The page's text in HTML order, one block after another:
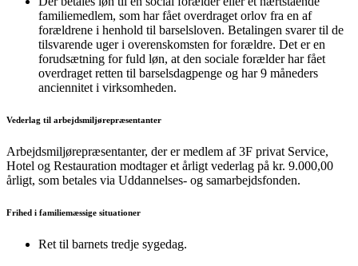
familiemedlem, som har fået overdraget orlov fra en af
forældrene i henhold til barselsloven. Betalingen svarer til de
tilsvarende uger i overenskomsten for forældre. Det er en
forudsætning for fuld løn, at den sociale forælder har fået
overdraget retten til barselsdagpenge og har 9 måneders
anciennitet i virksomheden.
Vederlag til arbejdsmiljørepræsentanter
Arbejdsmiljørepræsentanter, der er medlem af 3F privat Service,
Hotel og Restauration modtager et årligt vederlag på kr. 9.000,00
årligt, som betales via Uddannelses- og samarbejdsfonden.
Frihed i familiemæssige situationer
Ret til barnets tredje sygedag.